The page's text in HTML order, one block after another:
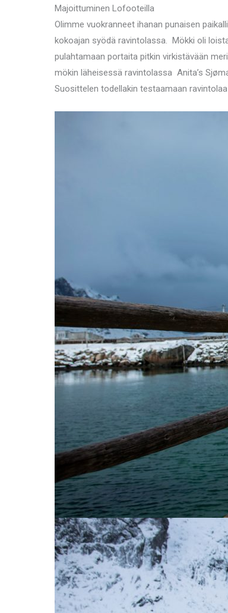
Majoittuminen Lofooteilla
Olimme vuokranneet ihanan punaisen
kokoajan syödä ravintolassa. Mökki oli
pulahtamaan portaita pitkin virkistävään
mökin läheisessä ravintolassa Anita’s
Suosittelen todellakin testaamaan